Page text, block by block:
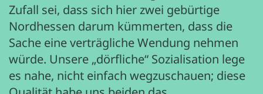
Zufall sei, dass sich hier zwei gebürtige
Nordhessen darum kümmerten, dass die
Sache eine verträgliche Wendung nehmen
würde. Unsere „dörfliche“ Sozialisation lege
es nahe, nicht einfach wegzuschauen; diese